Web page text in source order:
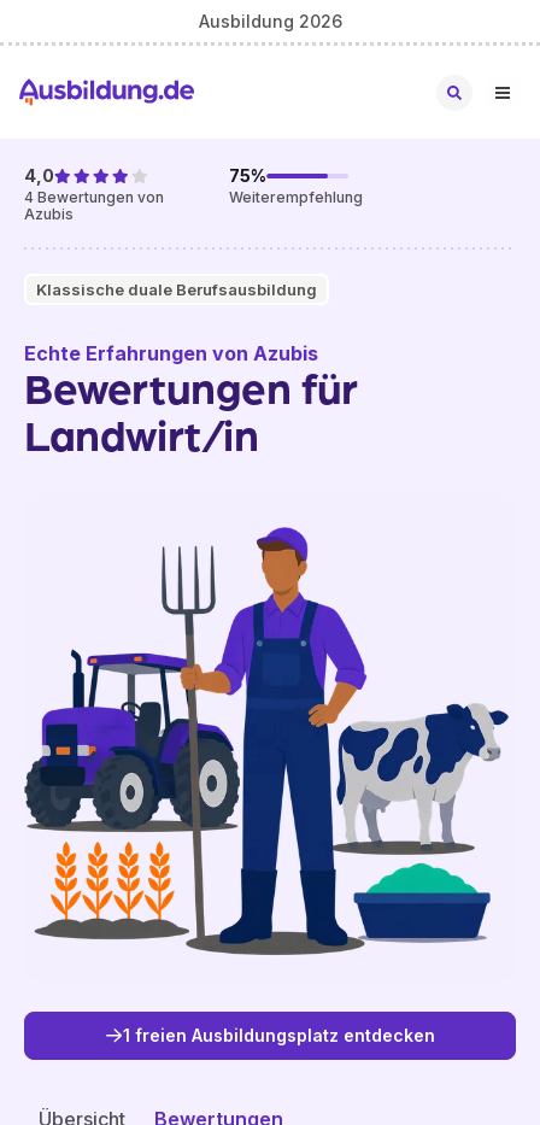
Ausbildung 2026
Klassische duale Berufsausbildung
4,0
4 Bewertungen von
Azubis
75%
Weiterempfehlung
Echte Erfahrungen von Azubis
Bewertungen für
Landwirt/in
1 freien Ausbildungsplatz entdecken
Übersicht Bewertungen